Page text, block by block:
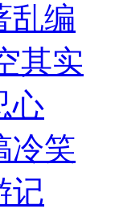
乱编
其实
心
冷笑
记